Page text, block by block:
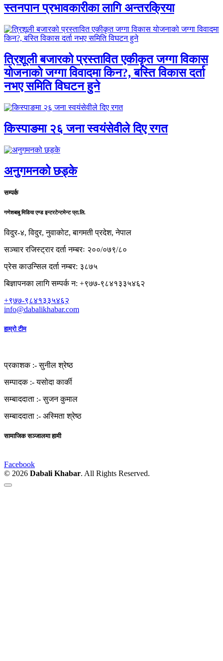
स्तनपान प्रभावकारीका लागि अन्तरक्रिया
त्रिशूली बजारको प्रस्तावित एकीकृत जग्गा विकास
योजनाको जग्गा विवादमा किन?, बस्ति विकास दर्ता
नभए समिति विघटन हुने
किस्पाङमा २६ जना स्वयंसेवीले दिए रगत
अनुगमनको छड्के
सम्पर्क
गणेशबाबु मिडिया एण्ड इन्टरटेन्टमेन्ट प्रा.लि.
विदुर-४, विदुर, नुवाकोट, बागमती प्रदेश, नेपाल
सञ्चार रजिस्ट्रार दर्ता नम्बरः २००/०७९/८०
प्रेस काउन्सिल दर्ता नम्बर: ३८७५
बिज्ञापनका लागि सम्पर्क न: +९७७-९८४१३३५४६२
+९७७-९८४१३३५४६२
info@dabalikhabar.com
हाम्रो टीम
प्रकाशक :-सुनील श्रेष्ठ
सम्पादक :-यसोदा कार्की
सम्बाददाता :-सुजन कुमाल
सम्बाददाता :- अस्मिता श्रेष्ठ
सामाजिक सञ्जालमा हामी
Facebook
© 2026 Dabali Khabar. All Rights Reserved.